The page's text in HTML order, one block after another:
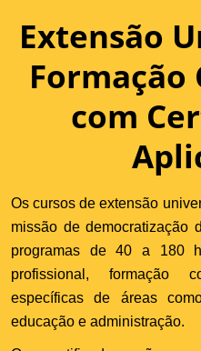
Extensão
Formação
com
Os cursos de extensão
missão de democratização
programas de 40 a 180
profissional, formação
específicas de áreas
educação e administração.